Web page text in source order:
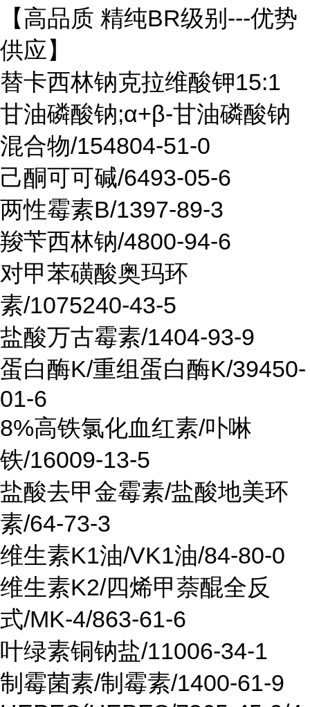
【高品质 精纯BR级别---优势
供应】
替卡西林钠克拉维酸钾15:1
甘油磷酸钠;α+β-甘油磷酸钠
混合物/154804-51-0
己酮可可碱/6493-05-6
两性霉素B/1397-89-3
羧苄西林钠/4800-94-6
对甲苯磺酸奥玛环
素/1075240-43-5
盐酸万古霉素/1404-93-9
蛋白酶K/重组蛋白酶K/39450-
01-6
8%高铁氯化血红素/卟啉
铁/16009-13-5
盐酸去甲金霉素/盐酸地美环
素/64-73-3
维生素K1油/VK1油/84-80-0
维生素K2/四烯甲萘醌全反
式/MK-4/863-61-6
叶绿素铜钠盐/11006-34-1
制霉菌素/制霉素/1400-61-9